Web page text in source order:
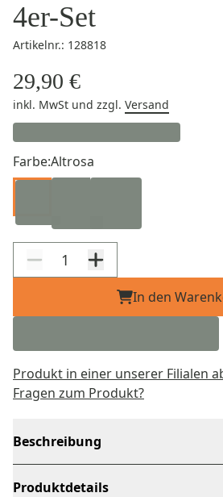
4er-Set
Artikelnr.: 128818
29,90 €
inkl. MwSt und zzgl. Versand
Farbe:Altrosa
In den
Produkt in einer unserer Filialen
Fragen zum Produkt?
Beschreibung
Produktdetails